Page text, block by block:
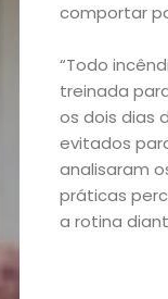
Início
comportar
“Todo
treinada
os dois dias
evitados
analisaram
práticas
a rotina